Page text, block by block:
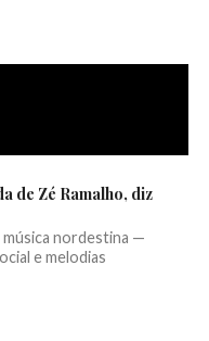
de Zé Ramalho, diz
música nordestina —
e melodias